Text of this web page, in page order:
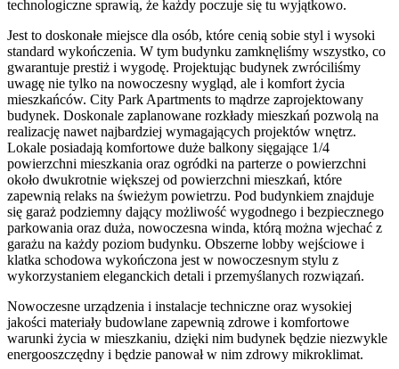
technologiczne sprawią, że każdy poczuje się tu wyjątkowo.
Jest to doskonałe miejsce dla osób, które cenią sobie styl i wysoki
standard wykończenia. W tym budynku zamknęliśmy wszystko, co
gwarantuje prestiż i wygodę. Projektując budynek zwróciliśmy
uwagę nie tylko na nowoczesny wygląd, ale i komfort życia
mieszkańców. City Park Apartments to mądrze zaprojektowany
budynek. Doskonale zaplanowane rozkłady mieszkań pozwolą na
realizację nawet najbardziej wymagających projektów wnętrz.
Lokale posiadają komfortowe duże balkony sięgające 1/4
powierzchni mieszkania oraz ogródki na parterze o powierzchni
około dwukrotnie większej od powierzchni mieszkań, które
zapewnią relaks na świeżym powietrzu. Pod budynkiem znajduje
się garaż podziemny dający możliwość wygodnego i bezpiecznego
parkowania oraz duża, nowoczesna winda, którą można wjechać z
garażu na każdy poziom budynku. Obszerne lobby wejściowe i
klatka schodowa wykończona jest w nowoczesnym stylu z
wykorzystaniem eleganckich detali i przemyślanych rozwiązań.
Nowoczesne urządzenia i instalacje techniczne oraz wysokiej
jakości materiały budowlane zapewnią zdrowe i komfortowe
warunki życia w mieszkaniu, dzięki nim budynek będzie niezwykle
energooszczędny i będzie panował w nim zdrowy mikroklimat.